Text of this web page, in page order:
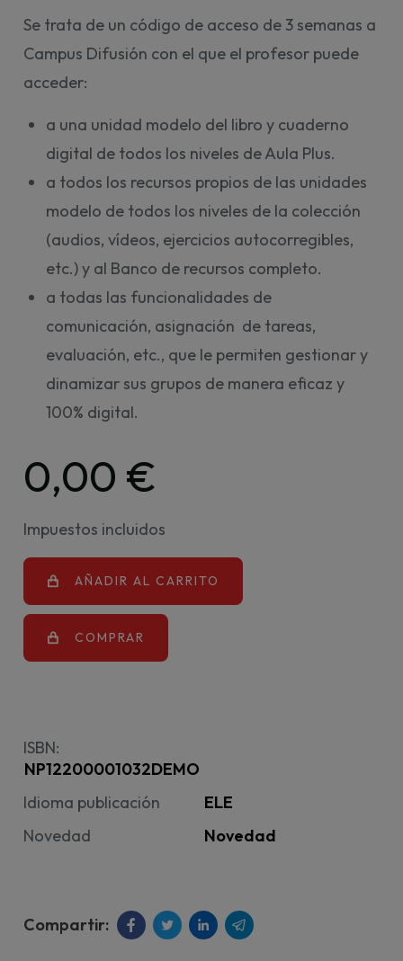
Se trata de un código de acceso de 3 semanas a
Campus Difusión con el que el profesor puede
acceder:
a una unidad modelo del libro y cuaderno
digital de todos los niveles de Aula Plus.
a todos los recursos propios de las unidades
modelo de todos los niveles de la colección
(audios, vídeos, ejercicios autocorregibles,
etc.) y al Banco de recursos completo.
a todas las funcionalidades de
comunicación, asignación de tareas,
evaluación, etc., que le permiten gestionar y
dinamizar sus grupos de manera eficaz y
100% digital.
0,00 €
Impuestos incluidos
AÑADIR AL CARRITO
COMPRAR
ISBN:
NP12200001032DEMO
Idioma publicación
ELE
Novedad
Novedad